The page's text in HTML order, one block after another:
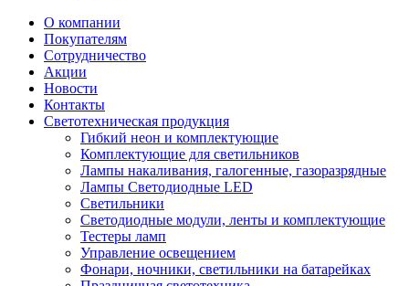
О компании
Покупателям
Сотрудничество
Акции
Новости
Контакты
Светотехническая продукция
Гибкий неон и комплектующие
Комплектующие для светильников
Лампы накаливания, галогенные, газоразрядные
Лампы Светодиодные LED
Светильники
Светодиодные модули, ленты и комплектующие
Тестеры ламп
Управление освещением
Фонари, ночники, светильники на батарейках